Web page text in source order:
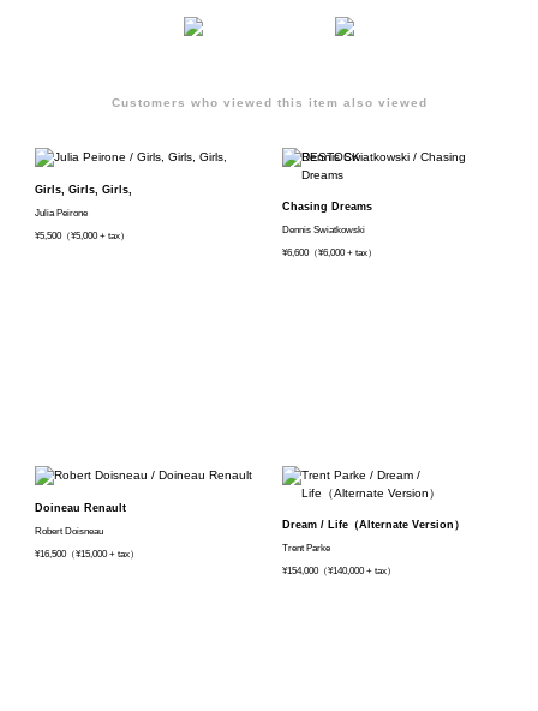
Customers who viewed this item also viewed
Girls, Girls, Girls,
Julia Peirone
¥5,500（¥5,000 + tax）
Chasing Dreams
Dennis Swiatkowski
¥6,600（¥6,000 + tax）
Doineau Renault
Robert Doisneau
¥16,500（¥15,000 + tax）
Dream / Life（Alternate Version）
Trent Parke
¥154,000（¥140,000 + tax）